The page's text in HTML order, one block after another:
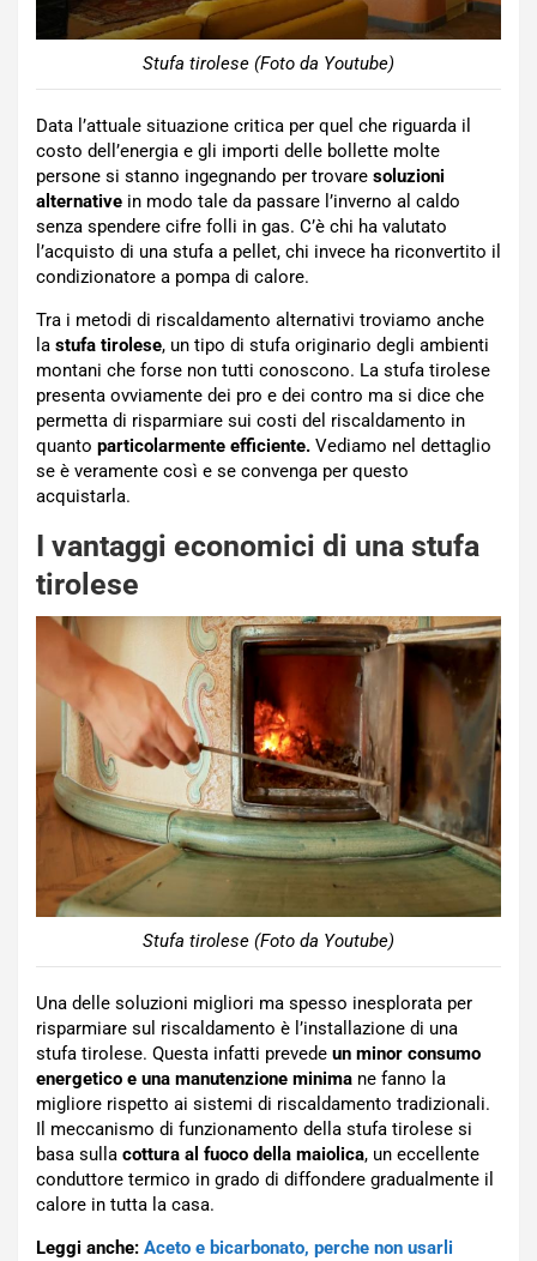
Stufa tirolese (Foto da Youtube)
Data l’attuale situazione critica per quel che riguarda il
costo dell’energia e gli importi delle bollette molte
persone si stanno ingegnando per trovare soluzioni
alternative in modo tale da passare l’inverno al caldo
senza spendere cifre folli in gas. C’è chi ha valutato
l’acquisto di una stufa a pellet, chi invece ha riconvertito il
condizionatore a pompa di calore.
Tra i metodi di riscaldamento alternativi troviamo anche
la stufa tirolese, un tipo di stufa originario degli ambienti
montani che forse non tutti conoscono. La stufa tirolese
presenta ovviamente dei pro e dei contro ma si dice che
permetta di risparmiare sui costi del riscaldamento in
quanto particolarmente efficiente. Vediamo nel dettaglio
se è veramente così e se convenga per questo
acquistarla.
I vantaggi economici di una stufa
tirolese
Stufa tirolese (Foto da Youtube)
Una delle soluzioni migliori ma spesso inesplorata per
risparmiare sul riscaldamento è l’installazione di una
stufa tirolese. Questa infatti prevede un minor consumo
energetico e una manutenzione minima ne fanno la
migliore rispetto ai sistemi di riscaldamento tradizionali.
Il meccanismo di funzionamento della stufa tirolese si
basa sulla cottura al fuoco della maiolica, un eccellente
conduttore termico in grado di diffondere gradualmente il
calore in tutta la casa.
Leggi anche: Aceto e bicarbonato, perche non usarli